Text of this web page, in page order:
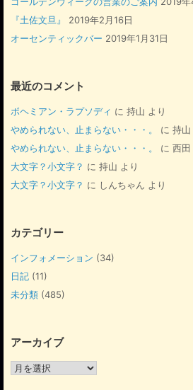
『土佐文旦』
2019年2月16日
オーセンティックバー 2019年1月31日
最近のコメント
ボヘミアン・ラプソディ に 持山 より
やめられない、止まらない・・・。
に 持山
やめられない、止まらない・・・。
に 西田
大文字？小文字？ に 持山 より
大文字？小文字？ に しんちゃん より
カテゴリー
インフォメーション (34)
日記 (11)
未分類 (485)
アーカイブ
ア